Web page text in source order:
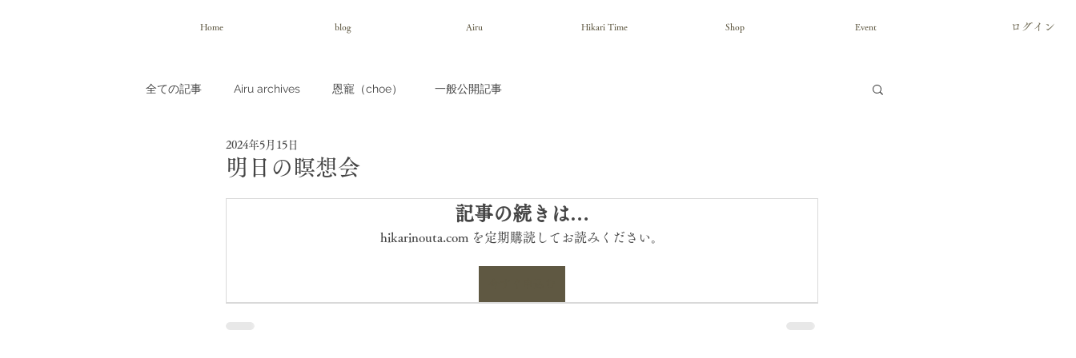
Home blog Airu Hikari Time Shop Event ログイン
全ての記事 Airu archives 恩寵（choe） 一般公開記事
明日の瞑想会
2024年5月15日
記事の続きは…
hikarinouta.com を定期購読してお読みください。